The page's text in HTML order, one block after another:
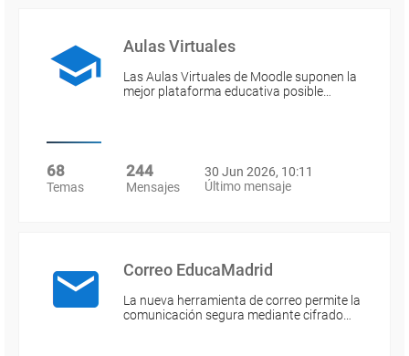
Aulas Virtuales
Las Aulas Virtuales de Moodle suponen la
mejor plataforma educativa posible…
68
Temas
244
Mensajes
30 Jun 2026, 10:11
Último mensaje
Correo EducaMadrid
La nueva herramienta de correo permite la
comunicación segura mediante cifrado…